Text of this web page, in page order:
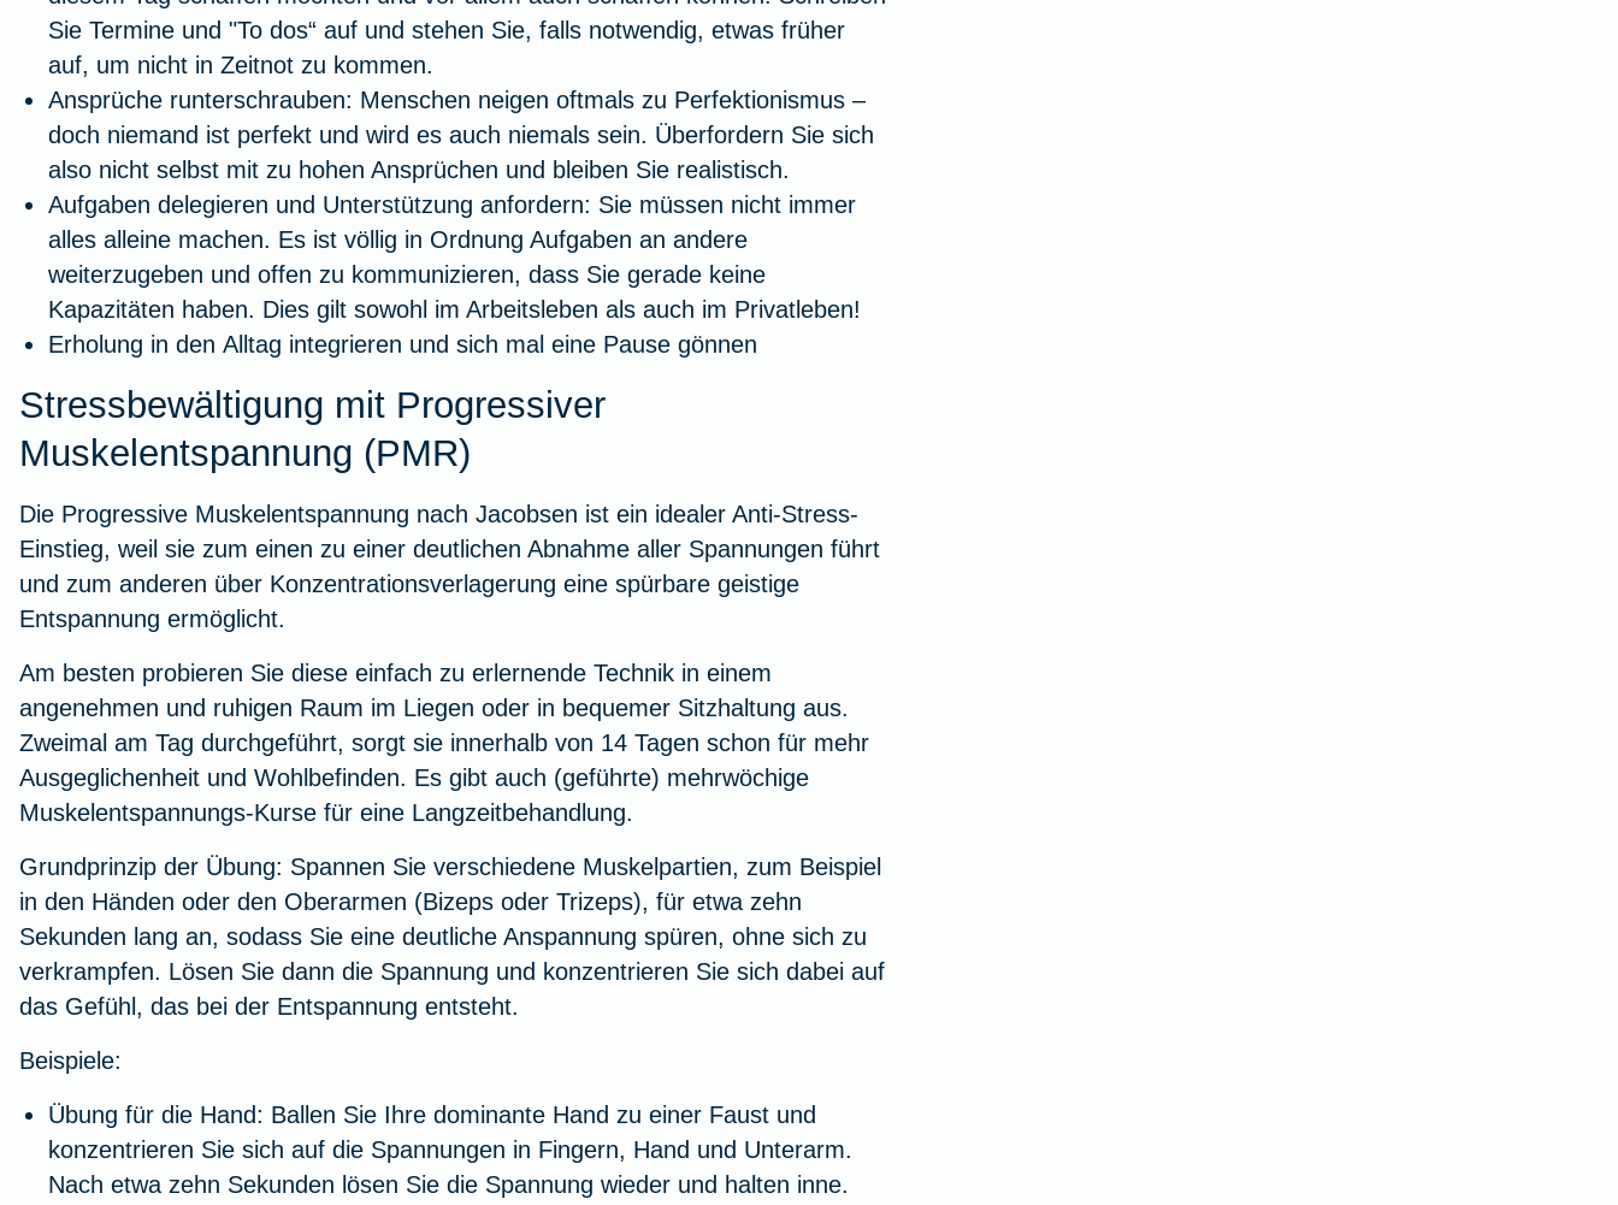
Sie Termine und "To dos“ auf und stehen Sie, falls notwendig, etwas früher
auf, um nicht in Zeitnot zu kommen.
Ansprüche runterschrauben: Menschen neigen oftmals zu Perfektionismus –
doch niemand ist perfekt und wird es auch niemals sein. Überfordern Sie sich
also nicht selbst mit zu hohen Ansprüchen und bleiben Sie realistisch.
Aufgaben delegieren und Unterstützung anfordern: Sie müssen nicht immer
alles alleine machen. Es ist völlig in Ordnung Aufgaben an andere
weiterzugeben und offen zu kommunizieren, dass Sie gerade keine
Kapazitäten haben. Dies gilt sowohl im Arbeitsleben als auch im Privatleben!
Erholung in den Alltag integrieren und sich mal eine Pause gönnen
Stressbewältigung mit Progressiver
Muskelentspannung (PMR)
Die Progressive Muskelentspannung nach Jacobsen ist ein idealer Anti-Stress-
Einstieg, weil sie zum einen zu einer deutlichen Abnahme aller Spannungen führt
und zum anderen über Konzentrationsverlagerung eine spürbare geistige
Entspannung ermöglicht.
Am besten probieren Sie diese einfach zu erlernende Technik in einem
angenehmen und ruhigen Raum im Liegen oder in bequemer Sitz­haltung aus.
Zweimal am Tag durchgeführt, sorgt sie innerhalb von 14 Tagen schon für mehr
Ausgeglichenheit und Wohlbefinden. Es gibt auch (geführte) mehrwöchige
Muskelentspannungs-Kurse für eine Langzeitbehandlung.
Grundprinzip der Übung: Spannen Sie verschiedene Muskelpartien, zum Beispiel
in den Händen oder den Oberarmen (Bizeps oder Trizeps), für etwa zehn
Sekunden lang an, sodass Sie eine deutliche Anspannung spüren, ohne sich zu
verkrampfen. Lösen Sie dann die Spannung und konzentrieren Sie sich dabei auf
das Gefühl, das bei der Entspannung entsteht.
Beispiele:
Übung für die Hand: Ballen Sie Ihre dominante Hand zu einer Faust und
konzentrieren Sie sich auf die Spannungen in Fingern, Hand und Unterarm.
Nach etwa zehn Sekunden lösen Sie die Spannung wieder und halten inne.